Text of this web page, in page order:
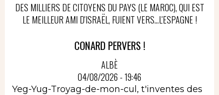
DES MILLIERS DE CITOYENS DU PAYS (LE MAROC), QUI EST
LE MEILLEUR AMI D'ISRAËL, FUIENT VERS...L'ESPAGNE !
CONARD PERVERS !
ALBÈ
04/08/2026 - 19:46
Yeg-Yug-Troyag-de-mon-cul, t'inventes des